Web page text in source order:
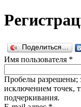
Поделиться…
Имя пользователя *
Пробелы разрешены;
исключением точек,
подчеркивания.